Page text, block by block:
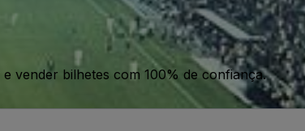
vender bilhetes com 100% de confiança.